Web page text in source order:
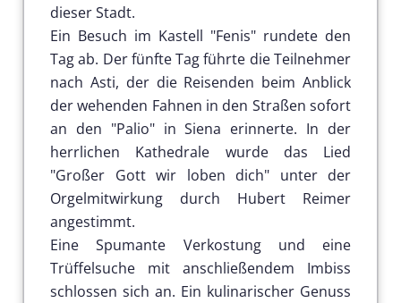
dieser Stadt.
Ein Besuch im Kastell "Fenis" rundete den
Tag ab. Der fünfte Tag führte die Teilnehmer
nach Asti, der die Reisenden beim Anblick
der wehenden Fahnen in den Straßen sofort
an den "Palio" in Siena erinnerte. In der
herrlichen Kathedrale wurde das Lied
"Großer Gott wir loben dich" unter der
Orgelmitwirkung durch Hubert Reimer
angestimmt.
Eine Spumante Verkostung und eine
Trüffelsuche mit anschließendem Imbiss
schlossen sich an. Ein kulinarischer Genuss